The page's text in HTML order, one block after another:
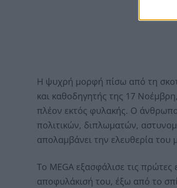
Η ψυχρή μορφή πίσω από τη
και καθοδηγητής της 17
πλέον εκτός φυλακής. Ο
πολιτικών, διπλωματών,
απολαμβάνει την ελευθερία
Το MEGA εξασφάλισε τις
αποφυλάκισή του, έξω από το